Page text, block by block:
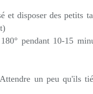
et disposer des petits
pendant 10-15
un peu qu'ils